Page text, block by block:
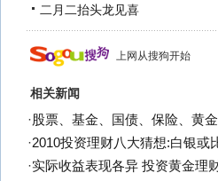
二月二抬头龙见喜
上网从搜狗开始
相关新闻
·股票、基金、国债、保险、黄
·2010投资理财八大猜想:白银或
·实际收益表现各异 投资黄金理